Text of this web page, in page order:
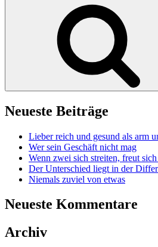
Neueste Beiträge
Lieber reich und gesund als arm
Wer sein Geschäft nicht mag
Wenn zwei sich streiten, freut
Der Unterschied liegt in der
Niemals zuviel von etwas
Neueste Kommentare
Archiv